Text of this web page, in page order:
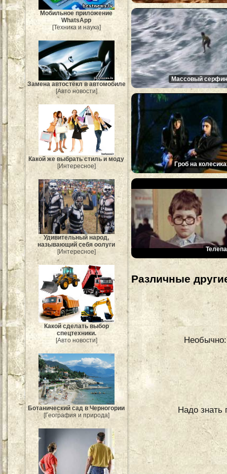
Мобильное приложение
WhatsApp
[Техника и наука]
Замена автостёкл в автомобиле
[Авто новости]
Какой же выбрать стиль и моду
[Интересное]
Удивительный народ,
называющий себя оолуги
[Интересное]
Какой сделать выбор
спецтехники.
[Авто новости]
Ботанический сад в Черногории
[География и природа]
Массовый
Гроб на
Различные
Надо знать